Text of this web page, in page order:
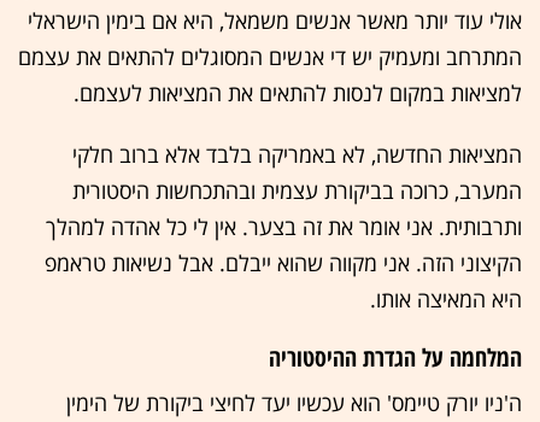
אולי עוד יותר מאשר אנשים משמאל, היא אם בימין הישראלי
המתרחב ומעמיק יש די אנשים המסוגלים להתאים את עצמם
למציאות במקום לנסות להתאים את המציאות לעצמם.
המציאות החדשה, לא באמריקה בלבד אלא ברוב חלקי
המערב, כרוכה בביקורת עצמית ובהתכחשות היסטורית
ותרבותית. אני אומר את זה בצער. אין לי כל אהדה למהלך
הקיצוני הזה. אני מקווה שהוא ייבלם. אבל נשיאות טראמפ
היא המאיצה אותו.
המלחמה על הגדרת ההיסטוריה
ה'ניו יורק טיימס' הוא עכשיו יעד לחיצי ביקורת של הימין